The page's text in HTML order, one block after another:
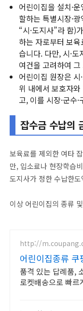
어린이집을 설치·
할하는 특별시장·
“시·도지사”라 함)
하는 자로부터 보
습니다. 다만, 시·
여건을 고려하여
어린이집 원장은
위 내에서 보호자
고, 이를 시장·군수
잡수금 수납의
보육료를 제외한 여타
만, 입소료나 현장학습
도지사가 정한 수납한
이상 어린이집의 종류
http://
어린이집종류
품격 있는 답례품,
로켓배송으로 빠